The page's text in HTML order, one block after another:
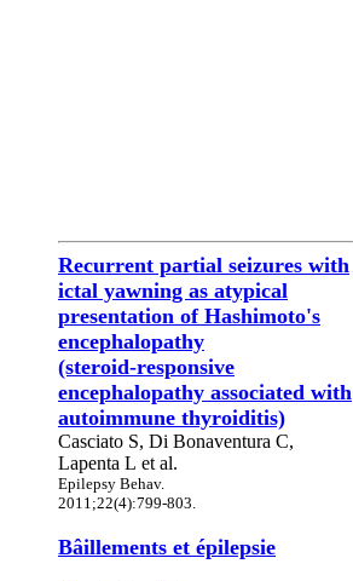
Recurrent partial seizures with
ictal yawning as atypical
presentation of Hashimoto's
encephalopathy
(steroid-responsive
encephalopathy associated with
autoimmune thyroiditis)
Casciato S, Di Bonaventura C,
Lapenta L et al.
Epilepsy Behav.
2011;22(4):799-803.
Bâillements et épilepsie